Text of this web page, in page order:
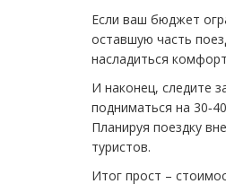
Если ваш бюджет
оставшую часть
насладиться
И наконец, следите
подниматься на
Планируя поездку
туристов.
Итог прост –